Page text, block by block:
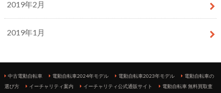
2019年2月
2019年1月
中古電動自転車 電動自転車2024年モデル 電動自転車2023年モデル
電動自転車の
選び方
イーチャリティ案内 イーチャリティ公式通販サイト 電動自転車 無料買取査